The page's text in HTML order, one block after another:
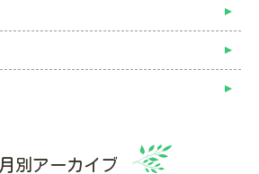
月別アーカイブ